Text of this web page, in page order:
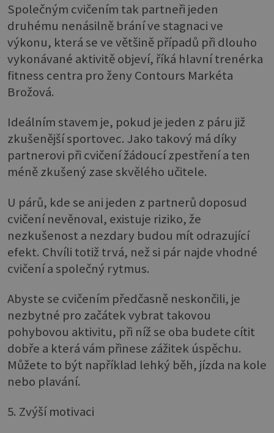
Společným cvičením tak partneři jeden
druhému nenásilně brání ve stagnaci ve
výkonu, která se ve většině případů při dlouho
vykonávané aktivitě objeví, říká hlavní trenérka
fitness centra pro ženy Contours Markéta
Brožová.
Ideálním stavem je, pokud je jeden z páru již
zkušenější sportovec. Jako takový má díky
partnerovi při cvičení žádoucí zpestření a ten
méně zkušený zase skvělého učitele.
U párů, kde se ani jeden z partnerů doposud
cvičení nevěnoval, existuje riziko, že
nezkušenost a nezdary budou mít odrazující
efekt. Chvíli totiž trvá, než si pár najde vhodné
cvičení a společný rytmus.
Abyste se cvičením předčasně neskončili, je
nezbytné pro začátek vybrat takovou
pohybovou aktivitu, při níž se oba budete cítit
dobře a která vám přinese zážitek úspěchu.
Můžete to být například lehký běh, jízda na kole
nebo plavání.
5. Zvýší motivaci